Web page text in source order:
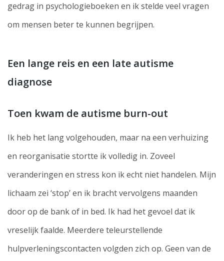
gedrag in psychologieboeken en ik stelde veel vragen
om mensen beter te kunnen begrijpen.
Een lange reis en een late autisme
diagnose
Toen kwam de autisme burn-out
Ik heb het lang volgehouden, maar na een verhuizing
en reorganisatie stortte ik volledig in. Zoveel
veranderingen en stress kon ik echt niet handelen. Mijn
lichaam zei ‘stop’ en ik bracht vervolgens maanden
door op de bank of in bed. Ik had het gevoel dat ik
vreselijk faalde. Meerdere teleurstellende
hulpverleningscontacten volgden zich op. Geen van de